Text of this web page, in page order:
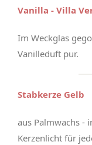
Vanilla - Villa
Im Weckglas
Vanilleduft pur.
Stabkerze Gelb
aus Palmwachs -
Kerzenlicht für